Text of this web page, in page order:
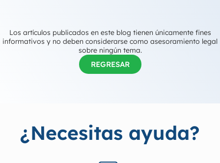
Los artículos publicados en este blog tienen únicamente fines
informativos y no deben considerarse como asesoramiento legal
sobre ningún tema.
REGRESAR
¿Necesitas ayuda?